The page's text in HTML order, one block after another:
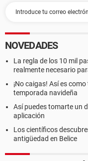
NOVEDADES
La regla de los 10 mil
realmente necesario
¡No caigas! Así es
temporada navideña
Así puedes tomarte un
aplicación
Los científicos
antigüedad en Belice